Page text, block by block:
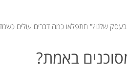
שלנו?" תתפלאו כמה דברים עולים